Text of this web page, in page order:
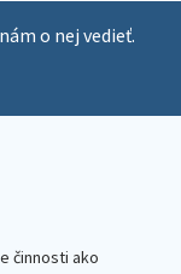
o nej vedieť.
činnosti ako